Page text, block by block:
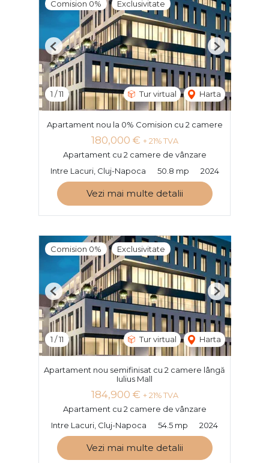
Comision 0% Exclusivitate
1 /11 Tur virtual Harta
Previous Next
Apartament nou la 0% Comision cu 2 camere
180,000 € + 21% TVA
Apartament cu 2 camere de vânzare
Intre Lacuri, Cluj-Napoca
50.8 mp 2024
Vezi mai multe detalii
Comision 0% Exclusivitate
1 /11 Tur virtual Harta
Previous Next
Apartament nou semifinisat cu 2 camere lângă
Iulius Mall
184,900 € + 21% TVA
Apartament cu 2 camere de vânzare
Intre Lacuri, Cluj-Napoca
54.5 mp 2024
Vezi mai multe detalii